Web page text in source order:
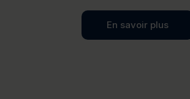
En savoir plus